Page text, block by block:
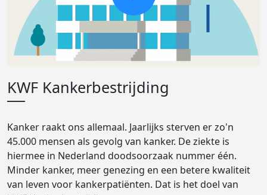
KWF Kankerbestrijding
Kanker raakt ons allemaal. Jaarlijks sterven er zo'n
45.000 mensen als gevolg van kanker. De ziekte is
hiermee in Nederland doodsoorzaak nummer één.
Minder kanker, meer genezing en een betere kwaliteit
van leven voor kankerpatiënten. Dat is het doel van